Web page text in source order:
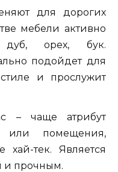
для дорогих
мебели активно
дуб, орех, бук.
подойдет для
и прослужит
– чаще атрибут
или помещения,
хай-тек. Является
и прочным.